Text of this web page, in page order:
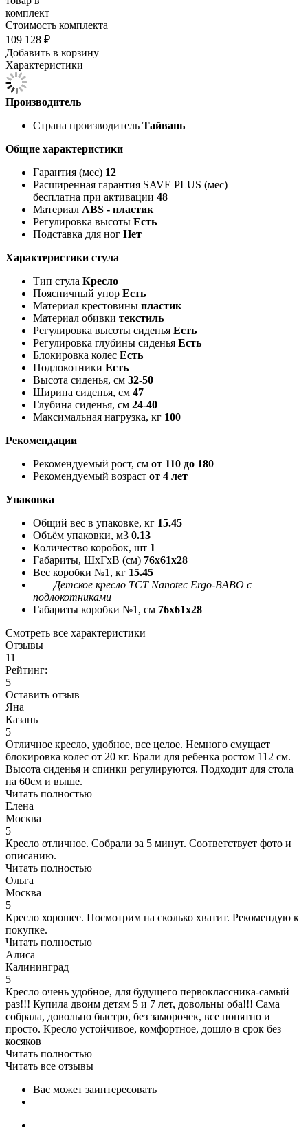
комплект
Стоимость комплекта
109 128 ₽
Добавить в корзину
Характеристики
Производитель
Страна производитель Тайвань
Общие характеристики
Гарантия (мес) 12
Расширенная гарантия SAVE PLUS (мес)
бесплатна при активации 48
Материал ABS - пластик
Регулировка высоты Есть
Подставка для ног Нет
Характеристики стула
Тип стула Кресло
Поясничный упор Есть
Материал крестовины пластик
Материал обивки текстиль
Регулировка высоты сиденья Есть
Регулировка глубины сиденья Есть
Блокировка колес Есть
Подлокотники Есть
Высота сиденья, см 32-50
Ширина сиденья, см 47
Глубина сиденья, см 24-40
Максимальная нагрузка, кг 100
Рекомендации
Рекомендуемый рост, см от 110 до 180
Рекомендуемый возраст от 4 лет
Упаковка
Общий вес в упаковке, кг 15.45
Объём упаковки, м3 0.13
Количество коробок, шт 1
Габариты, ШxГxВ (см) 76x61x28
Вес коробки №1, кг 15.45
Детское кресло TCT Nanotec Ergo-BABO с
подлокотниками
Габариты коробки №1, см 76x61x28
Смотреть все характеристики
Отзывы
11
Рейтинг:
5
Оставить отзыв
Яна
Казань
5
Отличное кресло, удобное, все целое. Немного смущает
блокировка колес от 20 кг. Брали для ребенка ростом 112 см.
Высота сиденья и спинки регулируются. Подходит для стола
на 60см и выше.
Читать полностью
Елена
Москва
5
Кресло отличное. Собрали за 5 минут. Соответствует фото и
описанию.
Читать полностью
Ольга
Москва
5
Кресло хорошее. Посмотрим на сколько хватит. Рекомендую к
покупке.
Читать полностью
Алиса
Калининград
5
Кресло очень удобное, для будущего первоклассника-самый
раз!!! Купила двоим детям 5 и 7 лет, довольны оба!!! Сама
собрала, довольно быстро, без заморочек, все понятно и
просто. Кресло устойчивое, комфортное, дошло в срок без
косяков
Читать полностью
Читать все отзывы
Вас может заинтересовать